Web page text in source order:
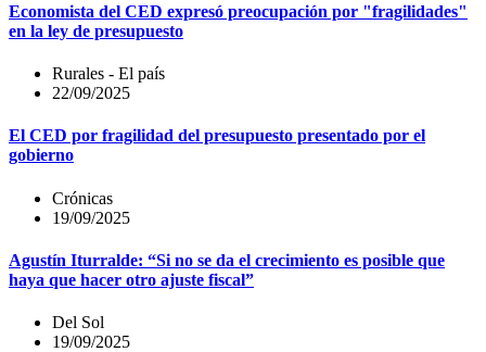
Economista del CED expresó preocupación por "fragilidades"
en la ley de presupuesto
Rurales - El país
22/09/2025
El CED por fragilidad del presupuesto presentado por el
gobierno
Crónicas
19/09/2025
Agustín Iturralde: “Si no se da el crecimiento es posible que
haya que hacer otro ajuste fiscal”
Del Sol
19/09/2025